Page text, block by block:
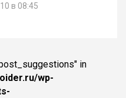
в 08:45
in
wp-